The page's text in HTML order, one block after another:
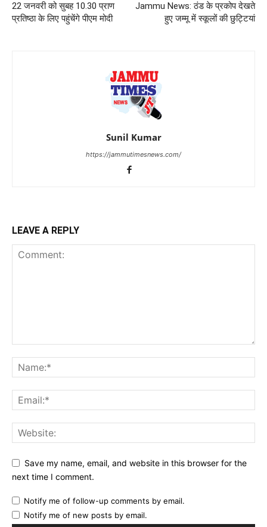
22 जनवरी को सुबह 10.30 प्राण
प्रतिष्ठा के लिए पहुंचेंगे पीएम मोदी
Jammu News: ठंड के प्रकोप देखते
हुए जम्मू में स्कूलों की छुट्टियां
Sunil Kumar
https://jammutimesnews.com/
LEAVE A REPLY
Save my name, email, and website in this browser for the
next time I comment.
Notify me of follow-up comments by email.
Notify me of new posts by email.